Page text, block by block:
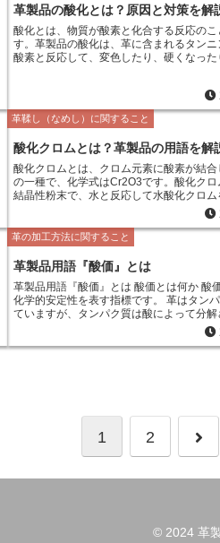
例えば、焼却、埋め立て、リサイクル、再
あります。廃棄物の種類や特性に応じて、
方法を選択することが重要です。
革製品の酸化とは？原因と対策を解
酸化とは、物質が酸素と化合する反応のこ
す。革製品の酸化は、革に含まれるタン
酸素と反応して、変色したり、硬くなった
革鞣し（なめし）に関すること
酸化クロムとは？革製品の用語を解
酸化クロムとは、クロム元素に酸素が結合
の一種で、化学式はCr2O3です。酸化ク
結晶性粉末で、水と反応して水酸化クロム
す。酸化クロムは、皮革製品のなめし剤
れることが多く、革に耐久性と防水性を与
た、酸化クロムは、緑色の顔料としても使
料やインクの製造に使用されています。
革の加工方法に関すること
革製品用語『酸価』とは
革製品用語『酸価』とは 酸価とは何か 酸価とは、革の
化学的安定性を表す指標です。 革はタン
ていますが、タンパク質は酸によって分解
強度が低下します。そのため、革の酸価
革が酸の影響を受けにくく、耐久性が高い
ど、革の品質が高いとされます。ただし、
製造方法や革の種類によって異なるため、
1 2 次
へ
© 2024 革